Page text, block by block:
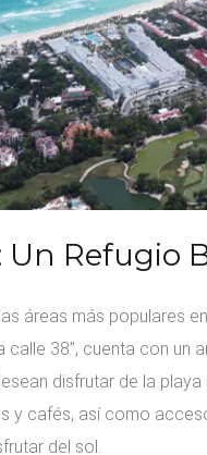
Un Refugio
áreas más populares
calle 38”, cuenta con
disfrutar de la
y cafés, así como
del sol.